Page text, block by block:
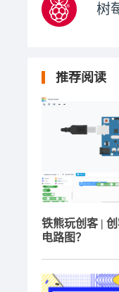
树
推荐阅读
铁熊玩创客 |
电路图？